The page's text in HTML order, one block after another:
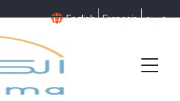
English Français عربية